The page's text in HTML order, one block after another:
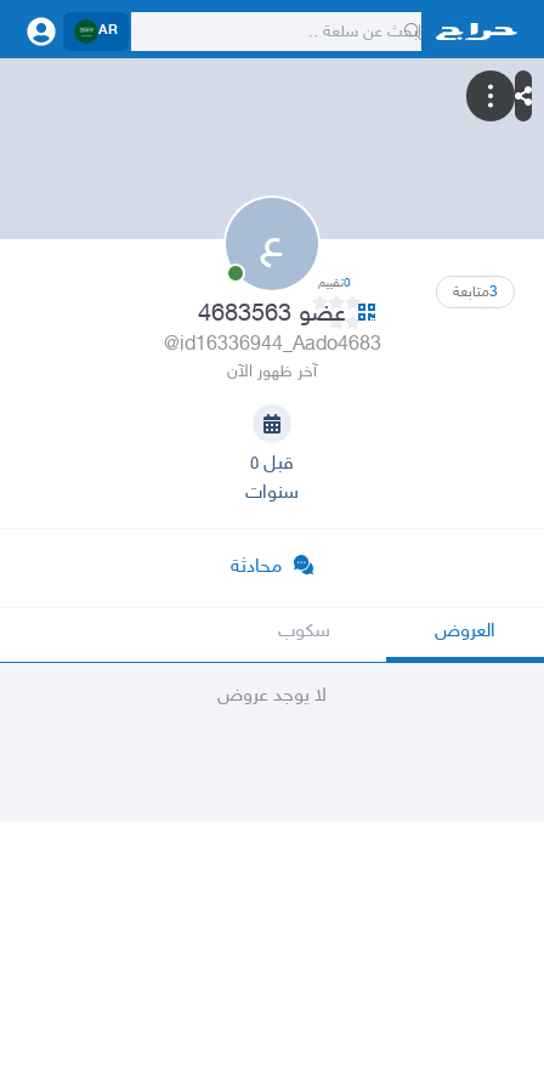
AR
ع
3متابعة 0تقييم
عضو 4683563
@id16336944_Aado4683
آخر ظهور الآن
قبل ٥
سنوات
محادثة
العروض سكوب
لا يوجد عروض